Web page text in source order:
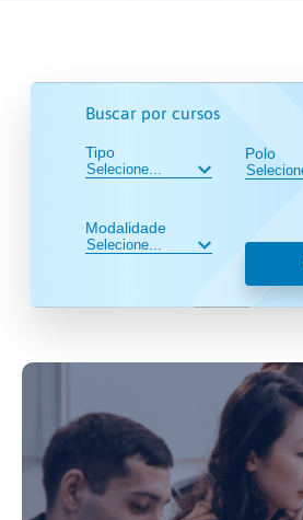
Buscar por cursos
Tipo
Modalidade
Polo